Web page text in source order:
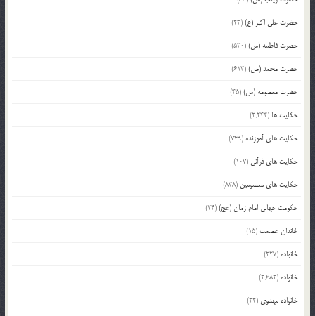
حضرت علی اکبر (ع)(23)
حضرت فاطمه (س)(530)
حضرت محمد (ص)(613)
حضرت معصومه (س)(45)
حکایت ها (2,244)
حکایت های آموزنده (749)
حکایت های قرآنی (107)
حکایت های معصومین (838)
حکومت جهانی امام زمان (عج)(24)
خاندان عصمت (15)
خانواده (227)
خانواده (2,682)
خانواده مهدوی (22)